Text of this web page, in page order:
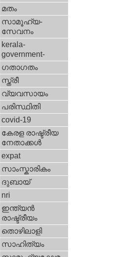
മതം
സാമൂഹ്യ-
സേവനം
kerala-
government-
ഗതാഗതം
സ്ത്രീ
വ്യവസായം
പരിസ്ഥിതി
covid-19
കേരള രാഷ്ട്രീയ
നേതാക്കള്‍
expat
സാംസ്കാരികം
ദുബായ്‌
nri
ഇന്ത്യന്‍
രാഷ്ട്രീയം
തൊഴിലാളി
സാഹിത്യം